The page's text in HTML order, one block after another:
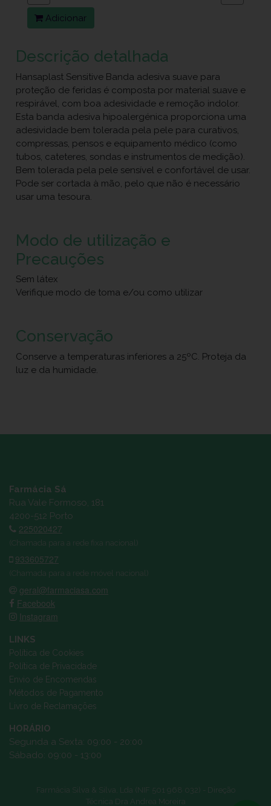
Adicionar
Descrição detalhada
Hansaplast Sensitive Banda adesiva suave para
proteção de feridas é composta por material suave e
respirável, com boa adesividade e remoção indolor.
Esta banda adesiva hipoalergénica proporciona uma
adesividade bem tolerada pela pele para curativos,
compressas, pensos e equipamento médico (como
tubos, cateteres, sondas e instrumentos de medição).
Bem tolerada pela pele sensível e confortável de usar.
Pode ser cortada à mão, pelo que não é necessário
usar uma tesoura.
Modo de utilização e
Precauções
Sem látex
Verifique modo de toma e/ou como utilizar
Conservação
Conserve a temperaturas inferiores a 25ºC. Proteja da
luz e da humidade.
Farmácia Sá
Rua Vale Formoso, 181
4200-512 Porto
225020427
(Chamada para a rede fixa nacional)
933605727
(Chamada para a rede móvel nacional)
geral@farmaciasa.com
Facebook
Instagram
LINKS
Política de Cookies
Política de Privacidade
Envio de Encomendas
Métodos de Pagamento
Livro de Reclamações
HORÁRIO
Segunda a Sexta: 09:00 - 20:00
Sábado: 09:00 - 13:00
Farmácia Silva & Silva, Lda (NIF 501 968 032) - Direção
Técnica Dra Andrea Moreira